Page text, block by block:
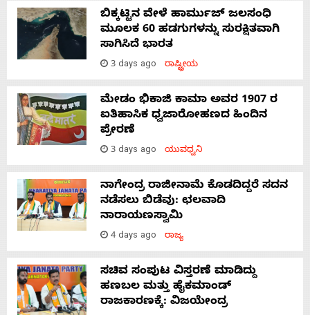
ಬಿಕ್ಕಟ್ಟಿನ ವೇಳೆ ಹಾರ್ಮುಜ್ ಜಲಸಂಧಿ
ಮೂಲಕ 60 ಹಡಗುಗಳನ್ನು ಸುರಕ್ಷಿತವಾಗಿ
ಸಾಗಿಸಿದೆ ಭಾರತ
3 days ago ರಾಷ್ಟ್ರೀಯ
ಮೇಡಂ ಭಿಕಾಜಿ ಕಾಮಾ ಅವರ 1907 ರ
ಐತಿಹಾಸಿಕ ಧ್ವಜಾರೋಹಣದ ಹಿಂದಿನ
ಪ್ರೇರಣೆ
3 days ago ಯುವಧ್ವನಿ
ನಾಗೇಂದ್ರ ರಾಜೀನಾಮೆ ಕೊಡದಿದ್ದರೆ ಸದನ
ನಡೆಸಲು ಬಿಡೆವು: ಛಲವಾದಿ
ನಾರಾಯಣಸ್ವಾಮಿ
4 days ago ರಾಜ್ಯ
ಸಚಿವ ಸಂಪುಟ ವಿಸ್ತರಣೆ ಮಾಡಿದ್ದು
ಹಣಬಲ ಮತ್ತು ಹೈಕಮಾಂಡ್
ರಾಜಕಾರಣಕ್ಕೆ: ವಿಜಯೇಂದ್ರ